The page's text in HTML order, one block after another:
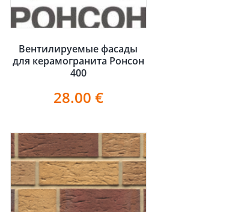
Вентилируемые фасады
для керамогранита Ронсон
400
28.00 €